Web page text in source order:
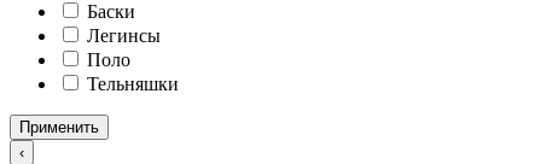
Баски
Легинсы
Поло
Тельняшки
Применить
‹